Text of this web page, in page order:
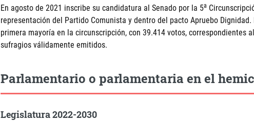
En agosto de 2021 inscribe su candidatura al Senado por la 5a
representación del Partido Comunista y dentro del pacto Apruebo
primera mayoría en la circunscripción, con 39.414 votos, correspondientes
sufragios válidamente emitidos.
Parlamentario o parlamentaria en el
Legislatura 2022-2030